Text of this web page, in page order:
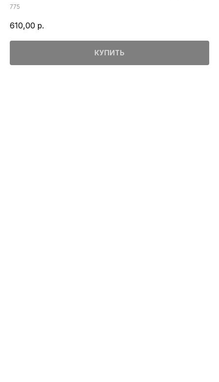
775
610,00 р.
КУПИТЬ